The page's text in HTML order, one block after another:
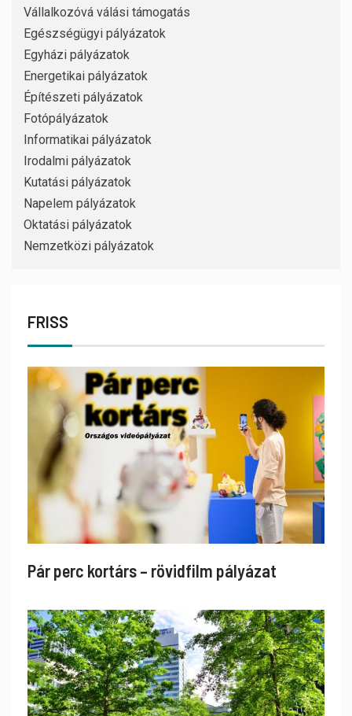
Vállalkozóvá válási támogatás
Egészségügyi pályázatok
Egyházi pályázatok
Energetikai pályázatok
Építészeti pályázatok
Fotópályázatok
Informatikai pályázatok
Irodalmi pályázatok
Kutatási pályázatok
Napelem pályázatok
Oktatási pályázatok
Nemzetközi pályázatok
FRISS
Pár perc kortárs – rövidfilm pályázat